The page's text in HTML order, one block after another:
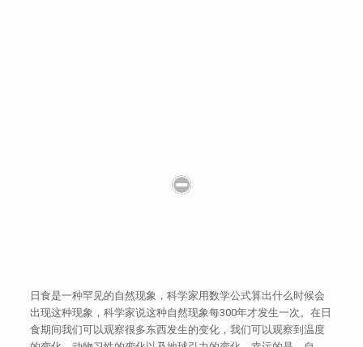
日食是一种罕见的自然现象，科学家用数学公式算出什么时候会
出现这种现象，科学家说这种自然现象每300年才发生一次。在日
食期间我们可以观察很多东西发生的变化，我们可以观察到温度